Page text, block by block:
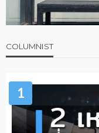
COLUMNIST
1